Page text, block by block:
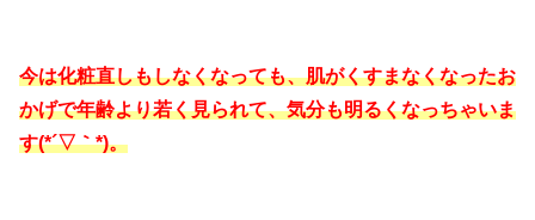
今は化粧直しもしなくなっても、肌がくすまなくなったお
かげで年齢より若く見られて、気分も明るくなっちゃいま
す(*´▽｀*)。